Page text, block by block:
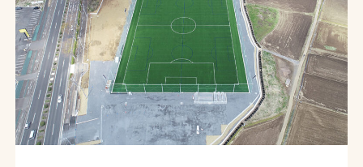
文字の見えづらさや操作にお困りの方へ